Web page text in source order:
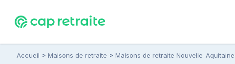
Accueil Maisons de retraite Maisons de retraite Nouvelle-Aquitaine